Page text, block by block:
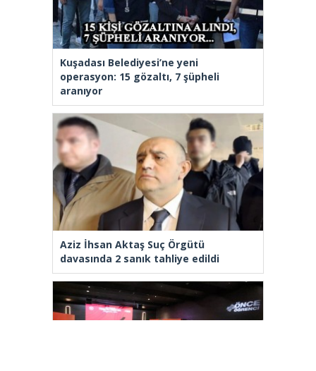
Kuşadası Belediyesi’ne yeni
operasyon: 15 gözaltı, 7 şüpheli
aranıyor
Aziz İhsan Aktaş Suç Örgütü
davasında 2 sanık tahliye edildi